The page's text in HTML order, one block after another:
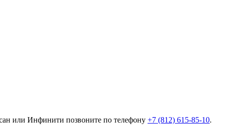
или Инфинити позвоните по телефону +7 (812) 615-85-10.